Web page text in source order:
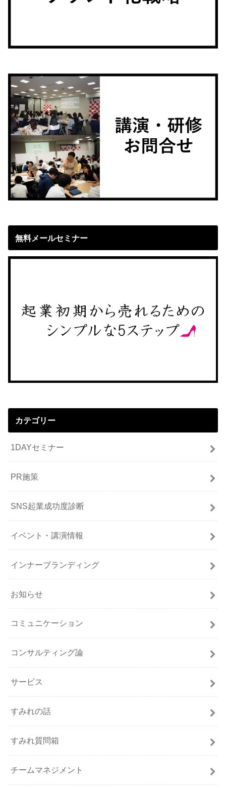
無料メールセミナー
カテゴリー
1DAYセミナー
PR施策
SNS起業成功度診断
イベント・講演情報
インナーブランディング
お知らせ
コミュニケーション
コンサルティング論
サービス
すみれの話
すみれ質問箱
チームマネジメント